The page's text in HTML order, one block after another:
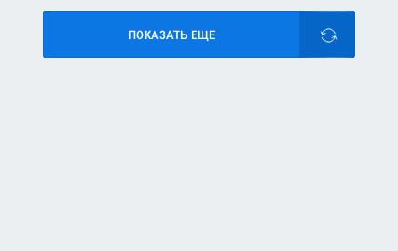
ПОКАЗАТЬ ЕЩЕ